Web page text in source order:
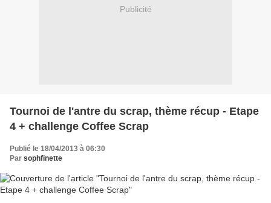
Publicité
Tournoi de l'antre du scrap, thème récup - Etape
4 + challenge Coffee Scrap
Publié le 18/04/2013 à 06:30
Par sophfinette